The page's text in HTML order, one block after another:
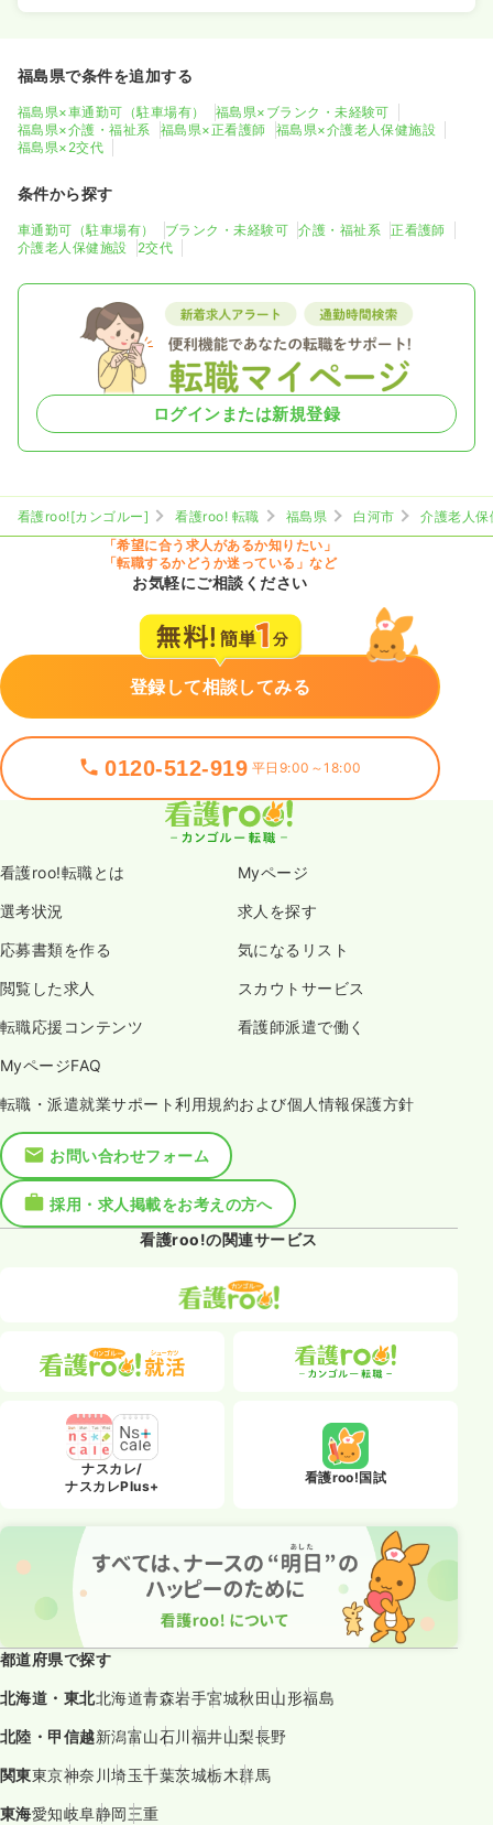
福島県で条件を追加する
福島県×車通勤可（駐車場有）
福島県×ブランク・未経験可
福島県×介護・福祉系
福島県×正看護師
福島県×介護老人保健施設
福島県×2交代
条件から探す
車通勤可（駐車場有） ブランク・未経験可 介護・福祉系
正看護師
介護老人保健施設
2交代
ログインまたは新規登録
看護roo![カンゴルー] 看護roo! 転職 福島県 白河市
介護老人
「希望に合う求人があるか知りたい」
「転職するかどうか迷っている」など
お気軽にご相談ください
登録して相談してみる
0120-512-919 平日9:00～18:00
看護roo!転職とは Myページ
選考状況 求人を探す
応募書類を作る 気になるリスト
閲覧した求人 スカウトサービス
転職応援コンテンツ 看護師派遣で働く
MyページFAQ
転職・派遣就業サポート利用規約および個人情報保護方針
お問い合わせフォーム
採用・求人掲載をお考えの方へ
看護roo!の関連サービス
ナスカレ/
ナスカレPlus+
看護roo!国試
都道府県で探す
北海道・東北北海道青森岩手宮城秋田山形福島
北陸・甲信越新潟富山石川福井山梨長野
関東東京神奈川埼玉千葉茨城栃木群馬
東海愛知岐阜静岡三重